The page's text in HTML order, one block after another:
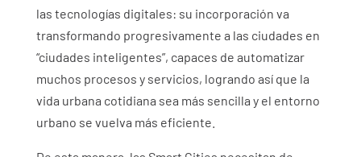
las tecnologías digitales: su incorporación va
transformando progresivamente a las ciudades en
“ciudades inteligentes”, capaces de automatizar
muchos procesos y servicios, logrando así que la
vida urbana cotidiana sea más sencilla y el entorno
urbano se vuelva más eficiente.